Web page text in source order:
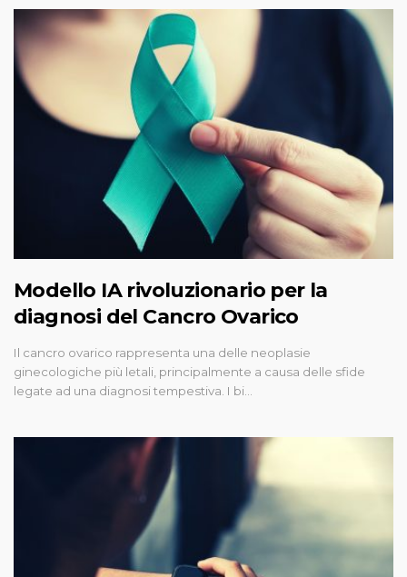
Modello IA rivoluzionario per la
diagnosi del Cancro Ovarico
Il cancro ovarico rappresenta una delle neoplasie
ginecologiche più letali, principalmente a causa delle sfide
legate ad una diagnosi tempestiva. I bi…